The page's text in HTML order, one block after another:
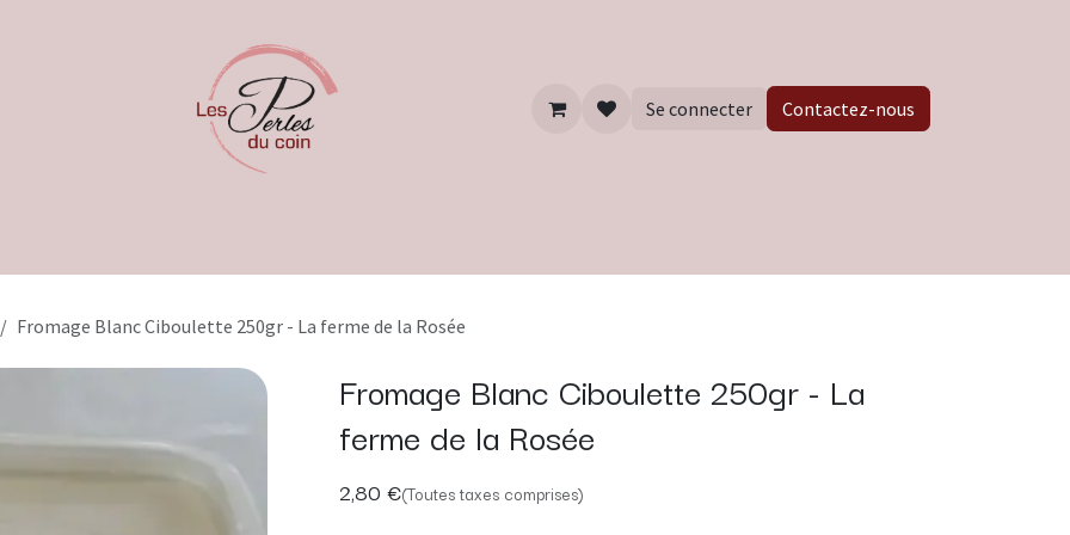
Se connecter Contactez-nous
Fromage Blanc Ciboulette 250gr - La ferme de la Rosée
Fromage Blanc Ciboulette 250gr - La
ferme de la Rosée
2,80 €(Toutes taxes comprises)